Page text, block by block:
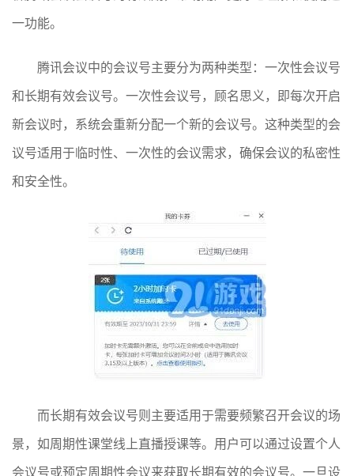
一功能。
腾讯会议中的会议号主要分为两种类型：一次性会议号
和长期有效会议号。一次性会议号，顾名思义，即每次开启
新会议时，系统会重新分配一个新的会议号。这种类型的会
议号适用于临时性、一次性的会议需求，确保会议的私密性
和安全性。
而长期有效会议号则主要适用于需要频繁召开会议的场
景，如周期性课堂线上直播授课等。用户可以通过设置个人
会议号或预定周期性会议来获取长期有效的会议号。一旦设